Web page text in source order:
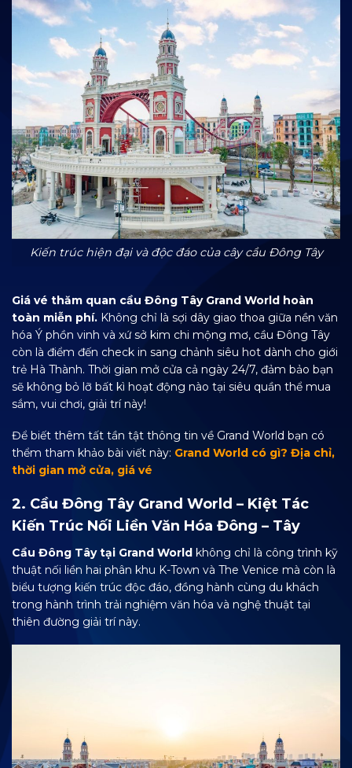
Kiến trúc hiện đại và độc đáo của cây cầu Đông Tây
Giá vé thăm quan cầu Đông Tây Grand World hoàn
toàn miễn phí. Không chỉ là sợi dây giao thoa giữa nền văn
hóa Ý phồn vinh và xứ sở kim chi mộng mơ, cầu Đông Tây
còn là điểm đến check in sang chảnh siêu hot dành cho giới
trẻ Hà Thành. Thời gian mở cửa cả ngày 24/7, đảm bảo bạn
sẽ không bỏ lỡ bất kì hoạt động nào tại siêu quần thể mua
sắm, vui chơi, giải trí này!
Để biết thêm tất tần tật thông tin về Grand World bạn có
thểm tham khảo bài viết này: Grand World có gì? Địa chỉ,
thời gian mở cửa, giá vé
2. Cầu Đông Tây Grand World – Kiệt Tác
Kiến Trúc Nối Liền Văn Hóa Đông – Tây
Cầu Đông Tây tại Grand World không chỉ là công trình kỹ
thuật nối liền hai phân khu K-Town và The Venice mà còn là
biểu tượng kiến trúc độc đáo, đồng hành cùng du khách
trong hành trình trải nghiệm văn hóa và nghệ thuật tại
thiên đường giải trí này.